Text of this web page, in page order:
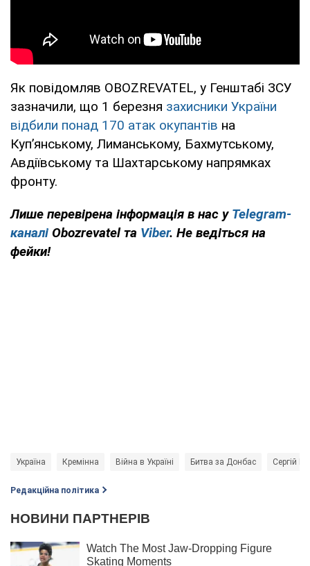
Як повідомляв OBOZREVATEL, у Генштабі ЗСУ
зазначили, що 1 березня захисники України
відбили понад 170 атак окупантів на
Куп’янському, Лиманському, Бахмутському,
Авдіївському та Шахтарському напрямках
фронту.
Лише перевірена інформація в нас у Telegram-
каналі Obozrevatel та Viber. Не ведіться на
фейки!
Україна Кремінна Війна в Україні Битва за Донбас Сергій
Редакційна політика